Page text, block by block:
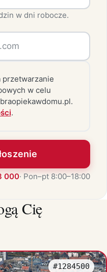
w dni robocze.
przetwarzanie
w celu
.
000· Pon–pt 8:00–18:00
Cię
#1284500